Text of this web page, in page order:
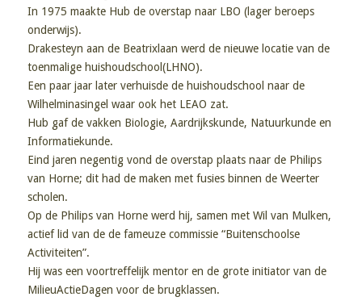
In 1975 maakte Hub de overstap naar LBO (lager beroeps
onderwijs).
Drakesteyn aan de Beatrixlaan werd de nieuwe locatie van de
toenmalige huishoudschool(LHNO).
Een paar jaar later verhuisde de huishoudschool naar de
Wilhelminasingel waar ook het LEAO zat.
Hub gaf de vakken Biologie, Aardrijkskunde, Natuurkunde en
Informatiekunde.
Eind jaren negentig vond de overstap plaats naar de Philips
van Horne; dit had de maken met fusies binnen de Weerter
scholen.
Op de Philips van Horne werd hij, samen met Wil van Mulken,
actief lid van de de fameuze commissie “Buitenschoolse
Activiteiten”.
Hij was een voortreffelijk mentor en de grote initiator van de
MilieuActieDagen voor de brugklassen.